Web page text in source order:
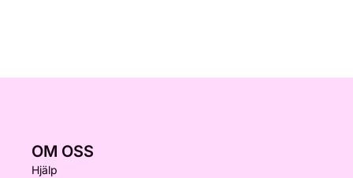
OM OSS
Hjälp